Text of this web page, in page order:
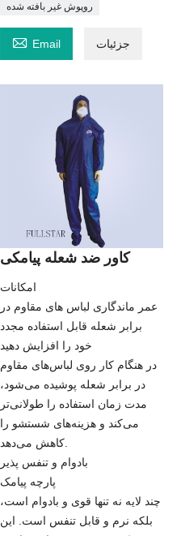
روپوش غیر بافته شده
 Email جزئیات
کاور ضد شعله پیامکی
امکانات
عمر ماندگاری لباس های مقاوم در
برابر شعله قابل استفاده مجدد
خود را افزایش دهید
در هنگام کار روی لباس‌های مقاوم
در برابر شعله پوشیده می‌شود،
مدت زمان استفاده را طولانی‌تر
می‌کند و هزینه‌های شستشو را
بادوام و تنفس پذیر
پارچه پیامک
چند لایه نه تنها قوی و بادوام است،
بلکه نرم و قابل تنفس است. این